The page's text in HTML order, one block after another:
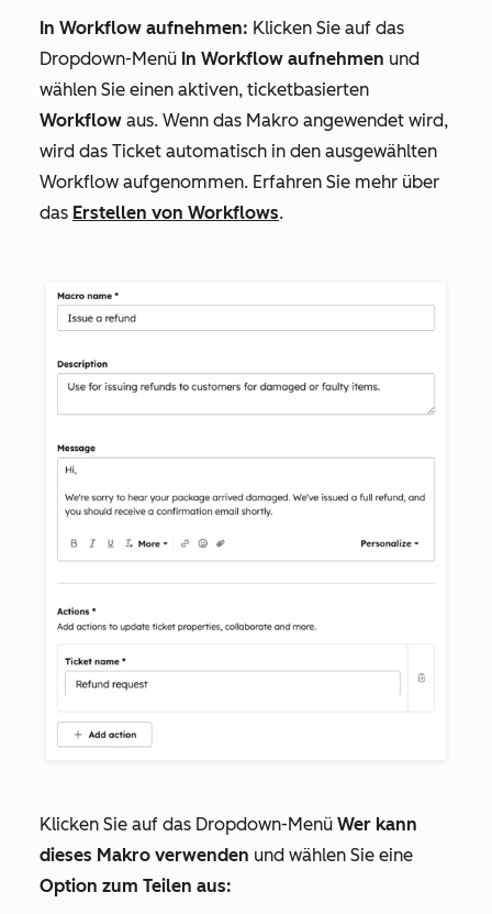
In Workflow aufnehmen: Klicken Sie auf das
Dropdown-Menü In Workflow aufnehmen und
wählen Sie einen aktiven, ticketbasierten
Workflow aus. Wenn das Makro angewendet wird,
wird das Ticket automatisch in den ausgewählten
Workflow aufgenommen. Erfahren Sie mehr über
das Erstellen von Workflows.
Klicken Sie auf das Dropdown-Menü Wer kann
dieses Makro verwenden und wählen Sie eine
Option zum Teilen aus: